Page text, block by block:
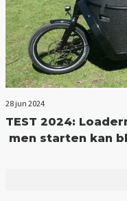
28 jun 2024
TEST 2024:
men starten kan